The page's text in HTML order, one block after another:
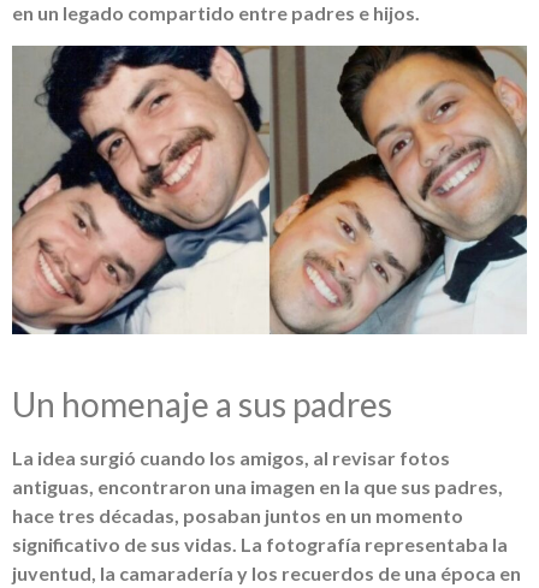
en un legado compartido entre padres e hijos.
Un homenaje a sus padres
La idea surgió cuando los amigos, al revisar fotos
antiguas, encontraron una imagen en la que sus padres,
hace tres décadas, posaban juntos en un momento
significativo de sus vidas. La fotografía representaba la
juventud, la camaradería y los recuerdos de una época en